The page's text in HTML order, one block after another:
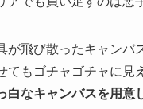
が飛び散ったキャンバ
てもゴチャゴチャに見
白なキャンバスを用意